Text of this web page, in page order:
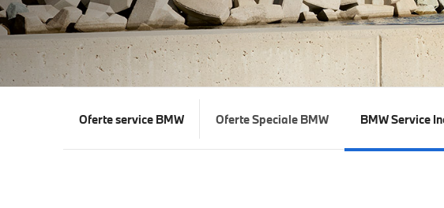
Oferte service BMW Oferte Speciale BMW BMW Service